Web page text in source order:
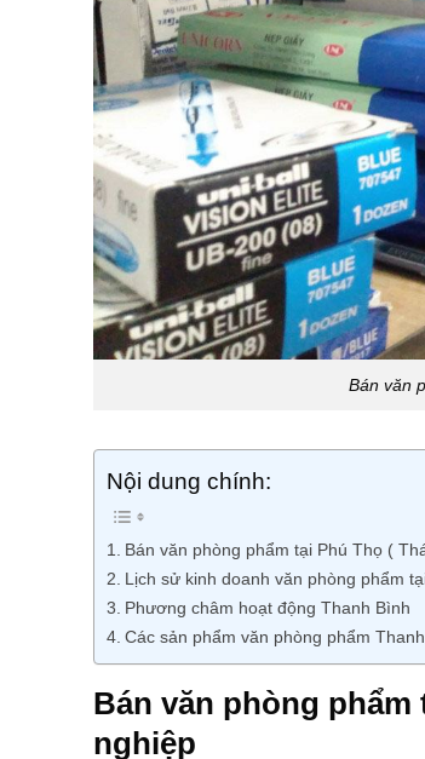
Bán văn
Nội dung chính:
Bán văn phòng phẩm tại Phú Thọ (
Lịch sử kinh doanh văn phòng phẩm
Phương châm hoạt động Thanh Bình
Các sản phẩm văn phòng phẩm
Bán văn phòng phẩm
nghiệp